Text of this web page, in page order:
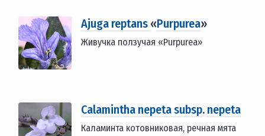
Ajuga reptans «Purpurea»
Живучка ползучая «Purpurea»
Calamintha nepeta subsp. nepeta
Каламинта котовниковая, речная мята